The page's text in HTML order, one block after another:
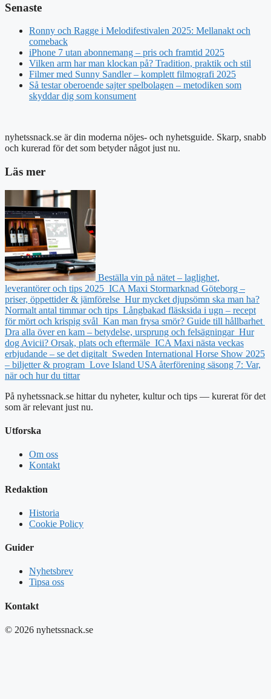
Senaste
Ronny och Ragge i Melodifestivalen 2025: Mellanakt och
comeback
iPhone 7 utan abonnemang – pris och framtid 2025
Vilken arm har man klockan på? Tradition, praktik och stil
Filmer med Sunny Sandler – komplett filmografi 2025
Så testar oberoende sajter spelbolagen – metodiken som
skyddar dig som konsument
nyhetssnack.se är din moderna nöjes- och nyhetsguide. Skarp, snabb
och kurerad för det som betyder något just nu.
Läs mer
Beställa vin på nätet – laglighet,
leverantörer och tips 2025 ICA Maxi Stormarknad Göteborg –
priser, öppettider & jämförelse Hur mycket djupsömn ska man ha?
Normalt antal timmar och tips Långbakad fläsksida i ugn – recept
för mört och krispig svål Kan man frysa smör? Guide till hållbarhet
Dra alla över en kam – betydelse, ursprung och felsägningar Hur
dog Avicii? Orsak, plats och eftermäle ICA Maxi nästa veckas
erbjudande – se det digitalt Sweden International Horse Show 2025
– biljetter & program Love Island USA återförening säsong 7: Var,
när och hur du tittar
På nyhetssnack.se hittar du nyheter, kultur och tips — kurerat för det
som är relevant just nu.
Utforska
Om oss
Kontakt
Redaktion
Historia
Cookie Policy
Guider
Nyhetsbrev
Tipsa oss
Kontakt
© 2026 nyhetssnack.se